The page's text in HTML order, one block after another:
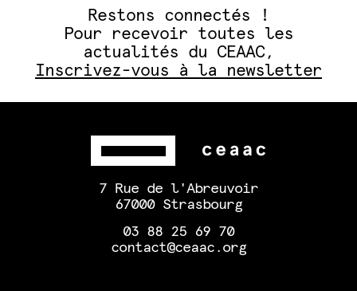
Restons connectés !
Pour recevoir toutes les
actualités du CEAAC,
Inscrivez-vous à la newsletter
7 Rue de l'Abreuvoir
67000 Strasbourg
03 88 25 69 70
contact@ceaac.org